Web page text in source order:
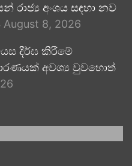
රාජ්‍ය අංශය සඳහා නව
August 8, 2026
දීර්ඝ කිරීමේ
අවශ්‍ය වුවහොත්